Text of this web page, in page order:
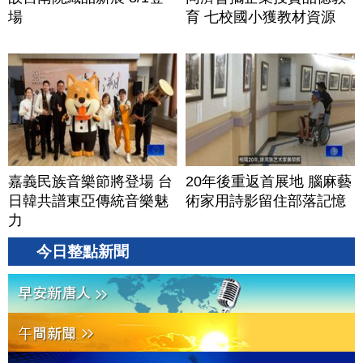
場
育 七校國小獲教材資源
嘉義民族音樂節將登場 台
日韓共譜東亞傳統音樂魅
力
20年後重返首展地 腦麻藝
術家用詩影留住部落記憶
今日整點新聞